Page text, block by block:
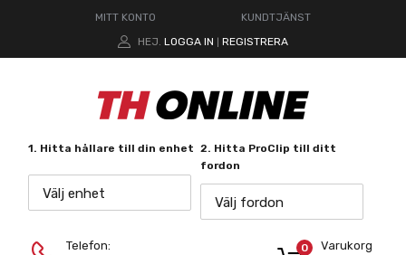
MITT KONTO
KUNDTJÄNST
HEJ. LOGGA IN REGISTRERA
1. Hitta hållare till din enhet
Välj enhet
2. Hitta ProClip till ditt
fordon
Välj fordon
Telefon: Varukorg
0